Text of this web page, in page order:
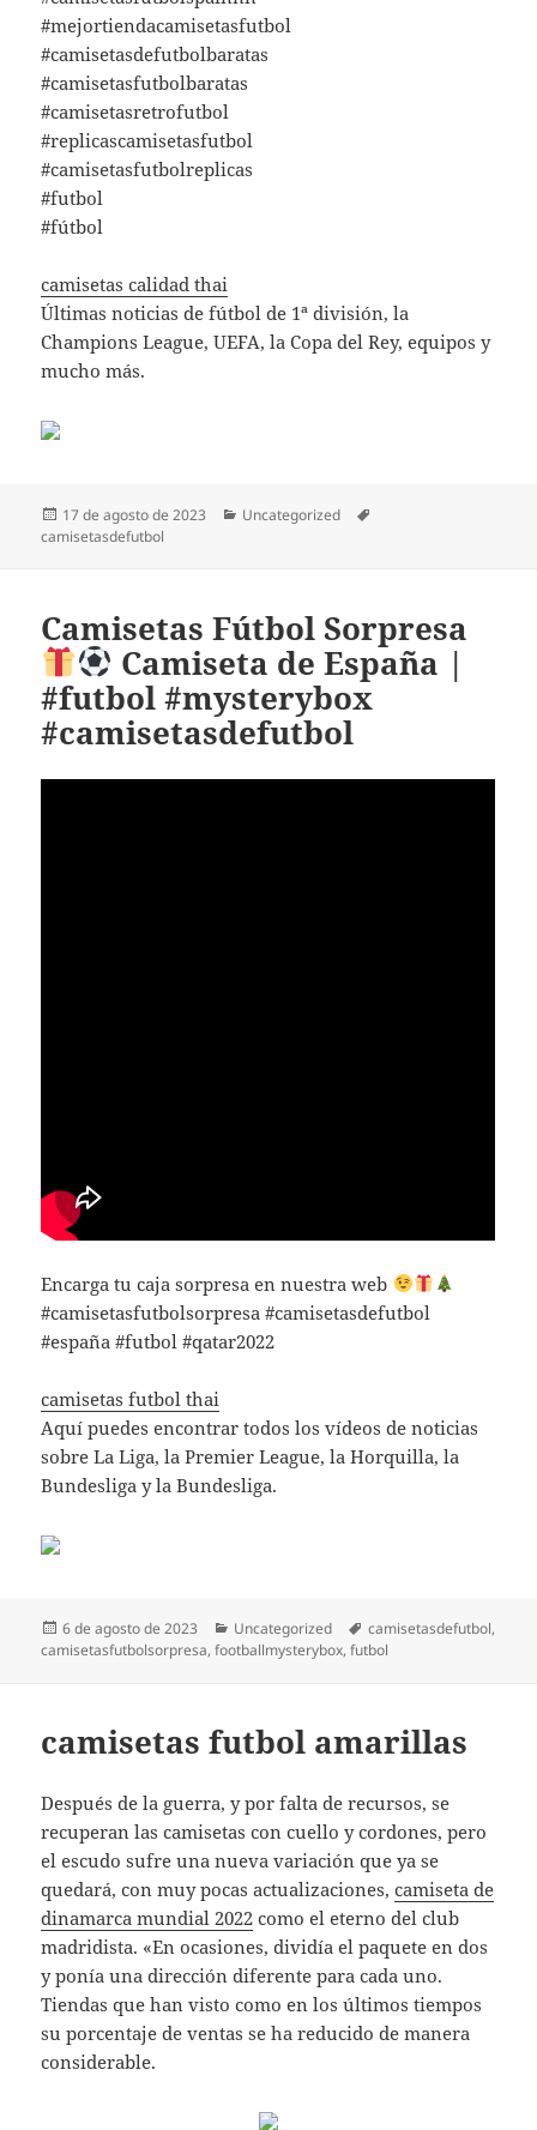
#mejortiendacamisetasfutbol
#camisetasdefutbolbaratas
#camisetasfutbolbaratas
#camisetasretrofutbol
#replicascamisetasfutbol
#camisetasfutbolreplicas
#futbol
#fútbol
camisetas calidad thai
Últimas noticias de fútbol de 1ª división, la
Champions League, UEFA, la Copa del Rey, equipos y
mucho más.
Publicado
el
17 de agosto de 2023 Categorías
Uncategorized
camisetasdefutbol
Camisetas Fútbol Sorpresa
Camiseta de España |
#futbol #mysterybox
#camisetasdefutbol
Encarga tu caja sorpresa en nuestra web
#camisetasfutbolsorpresa #camisetasdefutbol
#españa #futbol #qatar2022
camisetas futbol thai
Aquí puedes encontrar todos los vídeos de noticias
sobre La Liga, la Premier League, la Horquilla, la
Bundesliga y la Bundesliga.
Publicado
el
6 de agosto de 2023 Categorías
Uncategorized Etiquetas
camisetasdefutbol,
camisetasfutbolsorpresa,footballmysterybox,futbol
camisetas futbol amarillas
Después de la guerra, y por falta de recursos, se
recuperan las camisetas con cuello y cordones, pero
el escudo sufre una nueva variación que ya se
quedará, con muy pocas actualizaciones,camiseta de
dinamarca mundial 2022 como el eterno del club
madridista. «En ocasiones, dividía el paquete en dos
y ponía una dirección diferente para cada uno.
Tiendas que han visto como en los últimos tiempos
su porcentaje de ventas se ha reducido de manera
considerable.